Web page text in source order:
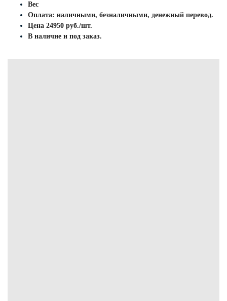
Вес
Оплата: наличными, безналичными, денежный перевод.
Цена 24950 руб./шт.
В наличие и под заказ.